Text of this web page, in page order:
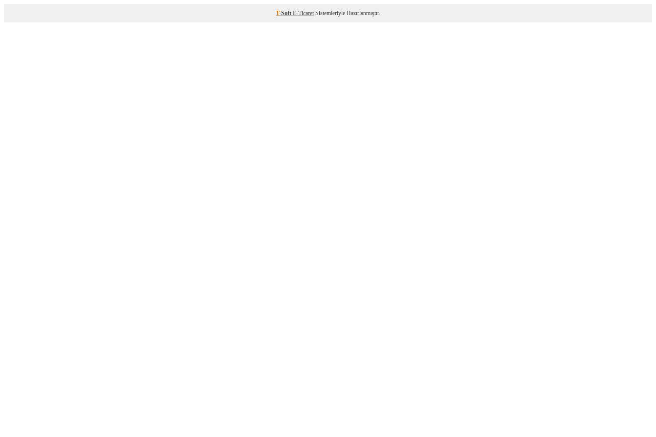
T-Soft E-Ticaret Sistemleriyle Hazırlanmıştır.